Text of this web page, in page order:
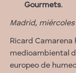
Gourmets.
Madrid, miércoles
Ricard
medioambiental
europeo de